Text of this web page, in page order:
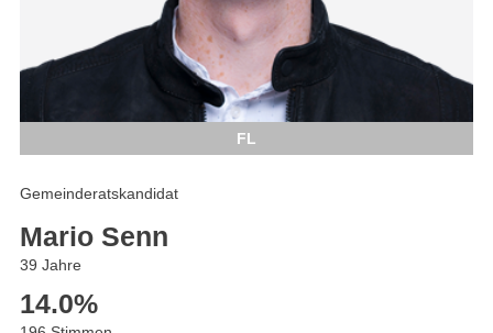
FL
Gemeinderatskandidat
Mario Senn
39 Jahre
14.0%